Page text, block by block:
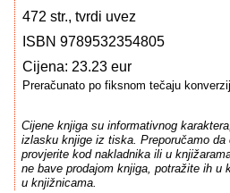
472 str., tvrdi uvez
ISBN 9789532354805
Cijena: 23.23 eur
Preračunato po fiksnom tečaju
Cijene knjiga su informativnog
izlasku knjige iz tiska. Preporučamo
provjerite kod nakladnika ili u
ne bave prodajom knjiga, potražite ih u
u knjižnicama.